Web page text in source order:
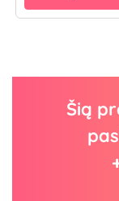
Šią